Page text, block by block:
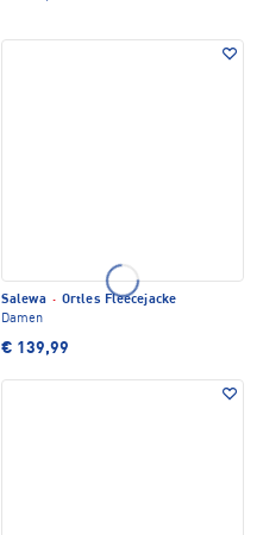
Salewa · Ortles Fleecejacke
Damen
€ 139,99